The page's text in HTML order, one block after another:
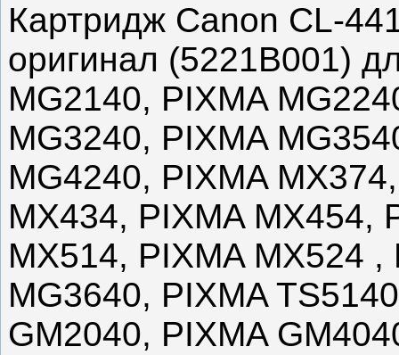
Картридж Canon CL-
оригинал (5221B001)
MG2140, PIXMA
MG3240, PIXMA
MG4240, PIXMA
MX434, PIXMA MX454,
MX514, PIXMA MX524
MG3640, PIXMA
GM2040, PIXMA